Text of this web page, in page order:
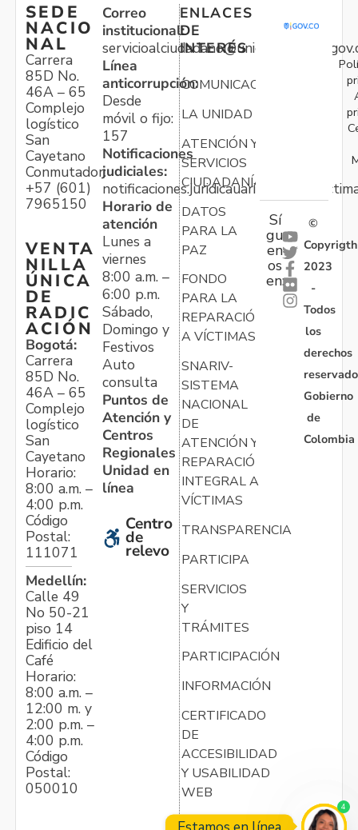
SEDE
NACIO
NAL
Carrera
85D No.
46A – 65
Complejo
logístico
San
Cayetano
Conmutador:
+57 (601)
7965150
VENTA
NILLA
ÚNICA
DE
RADIC
ACIÓN
Bogotá:
Carrera
85D No.
46A – 65
Complejo
logístico
San
Cayetano
Horario:
8:00 a.m. –
4:00 p.m.
Código
Postal:
111071
Medellín:
Calle 49
No 50-21
piso 14
Edificio del
Café
Horario:
8:00 a.m. –
12:00 m. y
2:00 p.m. –
4:00 p.m.
Código
Postal:
050010
Correo
institucional:
Línea
anticorrupción:
Desde
móvil o fijo:
157
Notificaciones
judiciales:
Horario de
atención
Lunes a
viernes
8:00 a.m. –
6:00 p.m.
Sábado,
Domingo y
Festivos
Auto
consulta
Puntos de
Atención y
Centros
Regionales
Unidad en
línea
Centro
de
relevo
ENLACES
DE
INTERÉS
COMUNICACIONES
LA UNIDAD
ATENCIÓN Y
SERVICIOS
CIUDADANÍA
DATOS
PARA LA
PAZ
FONDO
PARA LA
REPARACIÓN
A VÍCTIMAS
SNARIV-
SISTEMA
NACIONAL
DE
ATENCIÓN Y
REPARACIÓN
INTEGRAL A
VÍCTIMAS
TRANSPARENCIA
PARTICIPA
SERVICIOS
Y
TRÁMITES
PARTICIPACIÓN
INFORMACIÓN
CERTIFICADO
DE
ACCESIBILIDAD
Y USABILIDAD
WEB
Sí
gu
en
os
en:
©
Copyrigth
2023
-
Todos
los
derechos
Gobierno
de
Colombia
4